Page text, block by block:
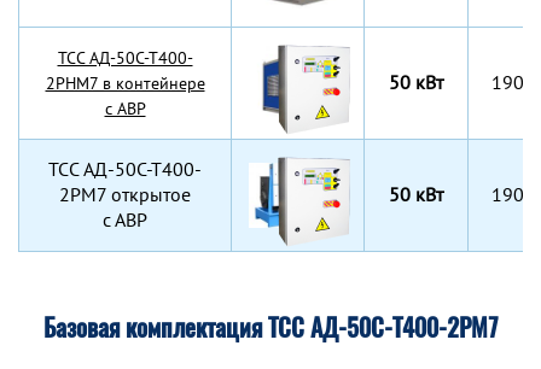
TCC АД-50С-Т400-
2РНМ7 в контейнере
с АВР
50 кВт
TCC АД-50С-Т400-
2РМ7 открытое
с АВР
50 кВт
Базовая комплектация ТСС АД-50С-Т400-2РМ7